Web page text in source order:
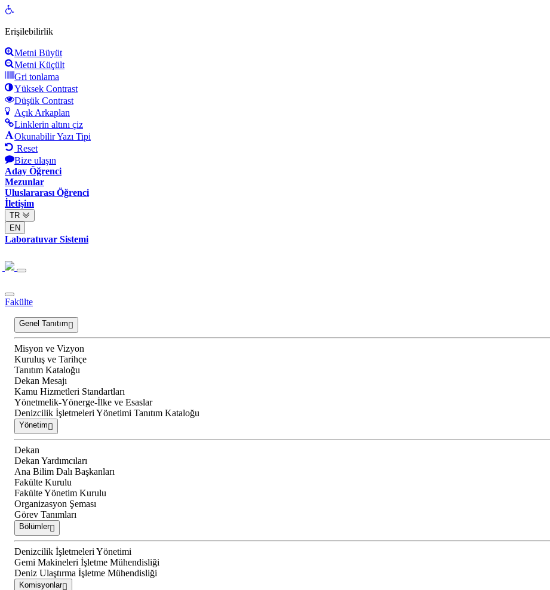
Open
Erişilebilirlik
Metni Büyüt
Metni Küçült
Gri tonlama
Yüksek Contrast
Düşük Contrast
Açık Arkaplan
Linklerin altını çiz
Okunabilir Yazı Tipi
Reset
Bize ulaşın
Aday Öğrenci
Mezunlar
Uluslararası Öğrenci
İletişim
TR
EN
Laboratuvar Sistemi
Fakülte
Genel Tanıtım
Misyon ve Vizyon
Kuruluş ve Tarihçe
Tanıtım Kataloğu
Dekan Mesajı
Kamu Hizmetleri Standartları
Yönetmelik-Yönerge-İlke ve Esaslar
Denizcilik İşletmeleri Yönetimi Tanıtım Kataloğu
Yönetim
Dekan
Dekan Yardımcıları
Ana Bilim Dalı Başkanları
Fakülte Kurulu
Fakülte Yönetim Kurulu
Organizasyon Şeması
Görev Tanımları
Bölümler
Denizcilik İşletmeleri Yönetimi
Gemi Makineleri İşletme Mühendisliği
Deniz Ulaştırma İşletme Mühendisliği
Komisyonlar